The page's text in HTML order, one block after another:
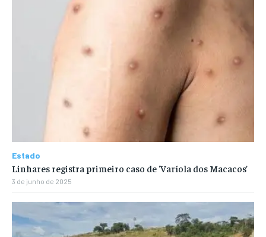
Estado
Linhares registra primeiro caso de ‘Varíola dos Macacos’
3 de junho de 2025